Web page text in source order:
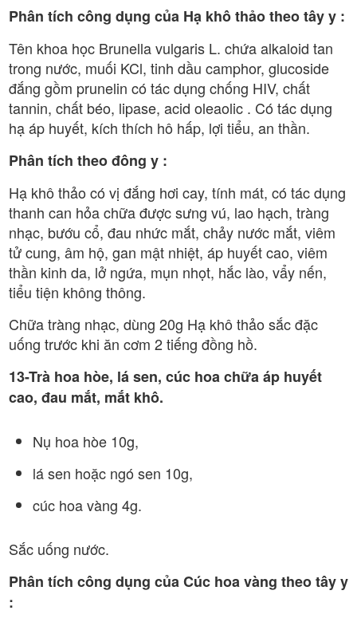
Phân tích công dụng của Hạ khô thảo theo tây y :
Tên khoa học Brunella vulgaris L. chứa alkaloid tan
trong nước, muối KCl, tinh dầu camphor, glucoside
đắng gồm prunelin có tác dụng chống HIV, chất
tannin, chất béo, lipase, acid oleaolic . Có tác dụng
hạ áp huyết, kích thích hô hấp, lợi tiểu, an thần.
Phân tích theo đông y :
Hạ khô thảo có vị đắng hơi cay, tính mát, có tác dụng
thanh can hỏa chữa được sưng vú, lao hạch, tràng
nhạc, bướu cổ, đau nhức mắt, chảy nước mắt, viêm
tử cung, âm hộ, gan mật nhiệt, áp huyết cao, viêm
thần kinh da, lở ngứa, mụn nhọt, hắc lào, vẩy nến,
tiểu tiện không thông.
Chữa tràng nhạc, dùng 20g Hạ khô thảo sắc đặc
uống trước khi ăn cơm 2 tiếng đồng hồ.
13-Trà hoa hòe, lá sen, cúc hoa chữa áp huyết
cao, đau mắt, mắt khô.
Nụ hoa hòe 10g,
lá sen hoặc ngó sen 10g,
cúc hoa vàng 4g.
Sắc uống nước.
Phân tích công dụng của Cúc hoa vàng theo tây y
: